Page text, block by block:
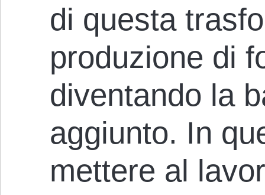
di questa
produzione di
diventando la
aggiunto. In
mettere al